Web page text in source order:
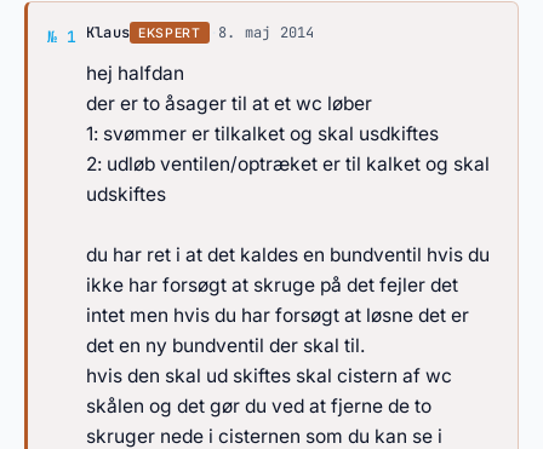
№ 1 Svar af Klaus
Klaus EKSPERT 8. maj 2014
hej halfdan
der er to åsager til at et wc løber
1: svømmer er tilkalket og skal usdkiftes
2: udløb ventilen/optræket er til kalket og skal
udskiftes
du har ret i at det kaldes en bundventil hvis du
ikke har forsøgt at skruge på det fejler det
intet men hvis du har forsøgt at løsne det er
det en ny bundventil der skal til.
hvis den skal ud skiftes skal cistern af wc
skålen og det gør du ved at fjerne de to
skruger nede i cisternen som du kan se i